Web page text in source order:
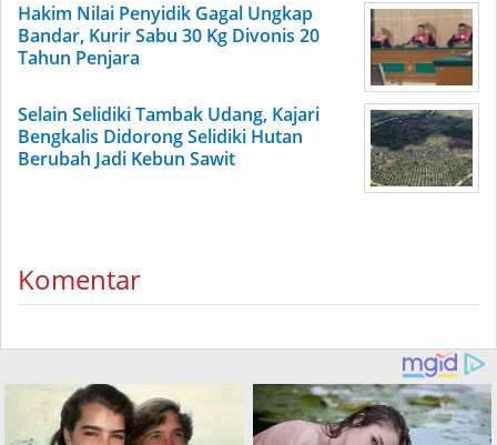
Hakim Nilai Penyidik Gagal Ungkap
Bandar, Kurir Sabu 30 Kg Divonis 20
Tahun Penjara
Selain Selidiki Tambak Udang, Kajari
Bengkalis Didorong Selidiki Hutan
Berubah Jadi Kebun Sawit
Komentar